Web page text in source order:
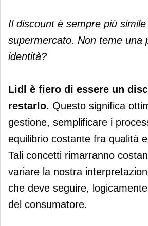
Il discount è sempre più simile
supermercato. Non teme una
identità?
Lidl è fiero di essere un
restarlo. Questo significa
gestione, semplificare i
equilibrio costante fra qualità
Tali concetti rimarranno
variare la nostra
che deve seguire,
del consumatore.